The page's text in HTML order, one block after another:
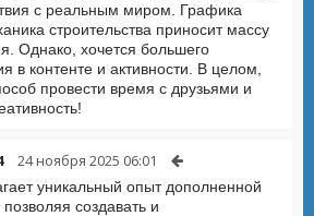
с реальным миром. Графика
строительства приносит массу
Однако, хочется большего
в контенте и активности. В целом,
провести время с друзьями и
24 ноября 2025 06:01
уникальный опыт дополненной
создавать и